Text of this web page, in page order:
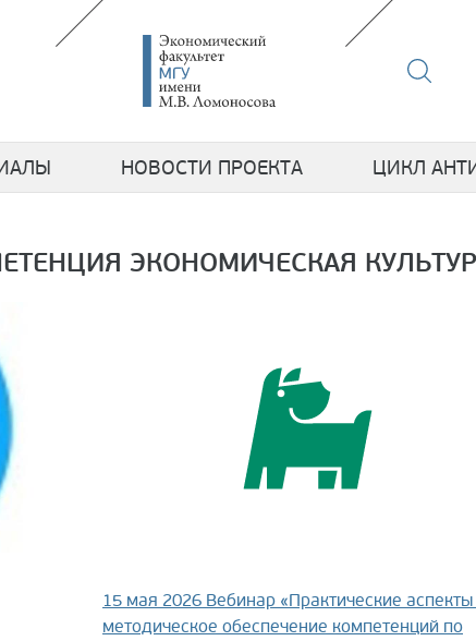
НОВОСТИ ПРОЕКТА ЦИКЛ
ЭКОНОМИЧЕСКАЯ
15 мая 2026 Вебинар «Практические
методическое обеспечение компетенций по